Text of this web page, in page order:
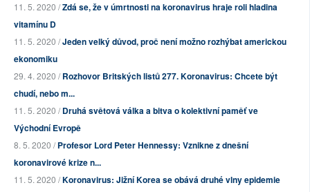
11. 5. 2020 /Zdá se, že v úmrtnosti na koronavirus hraje roli hladina
vitamínu D
11. 5. 2020 /Jeden velký důvod, proč není možno rozhýbat americkou
ekonomiku
29. 4. 2020 /Rozhovor Britských listů 277. Koronavirus: Chcete být
chudí, nebo m...
11. 5. 2020 /Druhá světová válka a bitva o kolektivní paměť ve
Východní Evropě
8. 5. 2020 /Profesor Lord Peter Hennessy: Vznikne z dnešní
koronavirové krize n...
11. 5. 2020 /Koronavirus: Jižní Korea se obává druhé vlny epidemie